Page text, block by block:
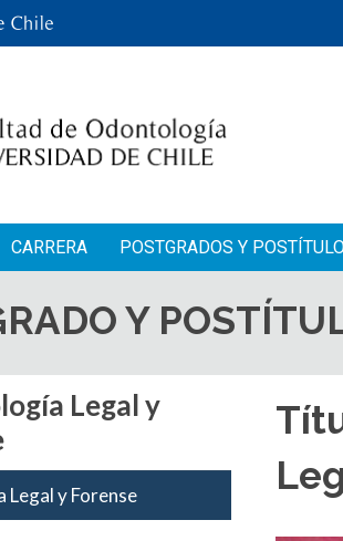
CARRERA POSTGRADOS Y
Y
Legal y
y Forense